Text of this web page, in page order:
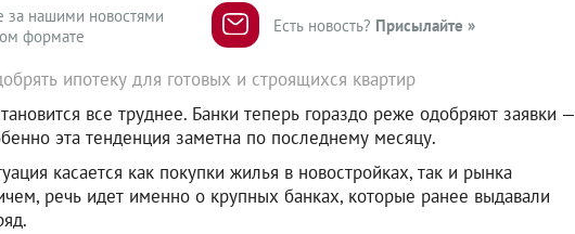
за нашими новостями
формате
Есть новость? Присылайте »
ипотеку для готовых и строящихся квартир
все труднее. Банки теперь гораздо реже одобряют заявки —
эта тенденция заметна по последнему месяцу.
касается как покупки жилья в новостройках, так и рынка
речь идет именно о крупных банках, которые ранее выдавали